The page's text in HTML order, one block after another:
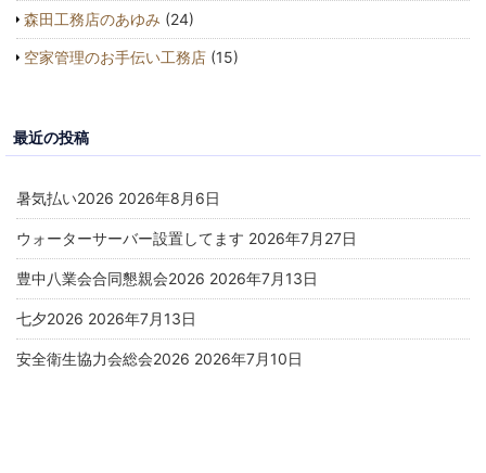
森田工務店のあゆみ (24)
空家管理のお手伝い工務店 (15)
最近の投稿
暑気払い2026 2026年8月6日
ウォーターサーバー設置してます 2026年7月27日
豊中八業会合同懇親会2026 2026年7月13日
七夕2026 2026年7月13日
安全衛生協力会総会2026 2026年7月10日